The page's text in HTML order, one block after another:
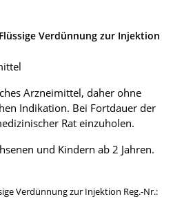
Verdünnung zur Injektion
Arzneimittel, daher ohne
Indikation. Bei Fortdauer der
Rat einzuholen.
und Kindern ab 2 Jahren.
Verdünnung zur Injektion Reg.-Nr.: